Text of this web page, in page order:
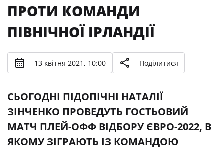
ПРОТИ КОМАНДИ
ПІВНІЧНОЇ ІРЛАНДІЇ
13 квітня 2021, 10:00 Поділитися
СЬОГОДНІ ПІДОПІЧНІ НАТАЛІЇ
ЗІНЧЕНКО ПРОВЕДУТЬ ГОСТЬОВИЙ
МАТЧ ПЛЕЙ-ОФФ ВІДБОРУ ЄВРО-2022, В
ЯКОМУ ЗІГРАЮТЬ ІЗ КОМАНДОЮ